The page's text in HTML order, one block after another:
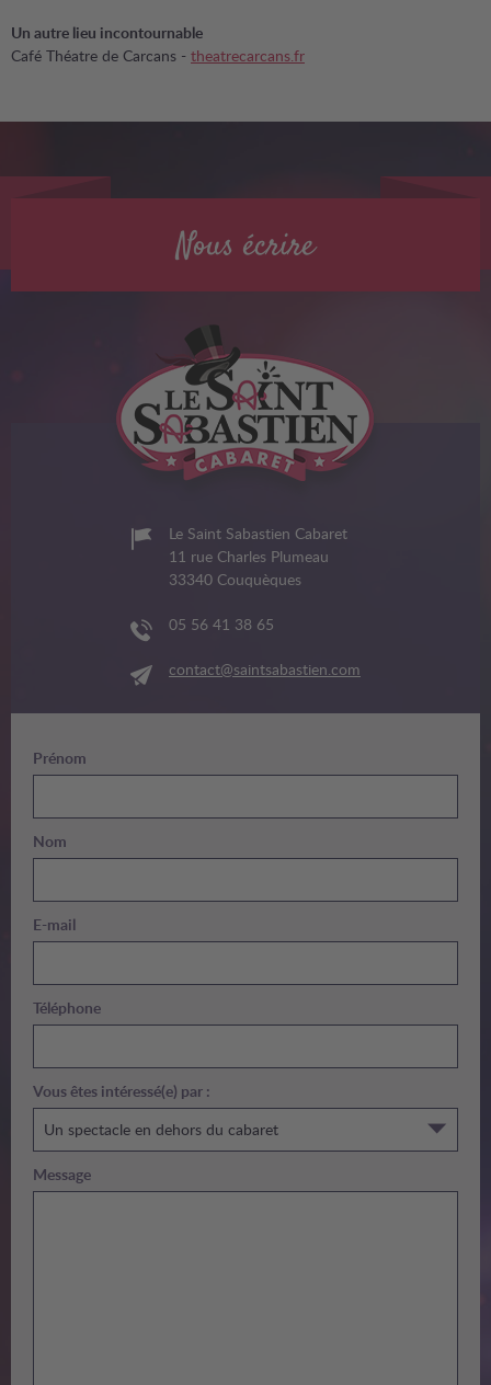
Un autre lieu incontournable
Café Théatre de Carcans - theatrecarcans.fr
Nous écrire
Le Saint Sabastien Cabaret
11 rue Charles Plumeau
33340 Couquèques
05 56 41 38 65
contact@saintsabastien.com
Prénom
Nom
E-mail
Téléphone
Vous êtes intéressé(e) par :
Un spectacle en dehors du cabaret
Message